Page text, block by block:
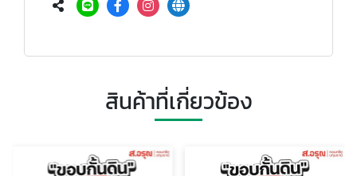
สินค้าที่เกี่ยวข้อง